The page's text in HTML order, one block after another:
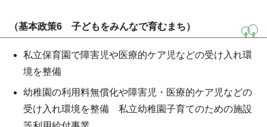
（基本政策6 子どもをみんなで育むまち）
私立保育園で障害児や医療的ケア児などの受け入れ環
境を整備
幼稚園の利用料無償化や障害児・医療的ケア児などの
受け入れ環境を整備 私立幼稚園子育てのための施設